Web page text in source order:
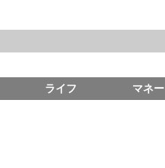
ライフ マネー